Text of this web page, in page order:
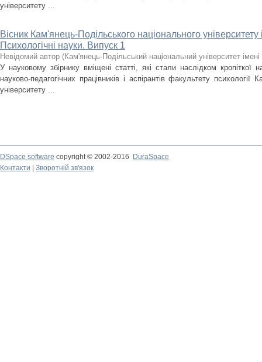
університету ...
Вісник Кам'янець-Подільського національного університету
Психологічні науки. Випуск 1
Невідомий автор (Кам'янець-Подільський національний університет імені
У науковому збірнику вміщені статті, які стали наслідком кропіткої
науково-педагогічних працівників і аспірантів факультету психології
університету ...
DSpace software copyright © 2002-2016
DuraSpace
Контакти
Зворотній зв'язок